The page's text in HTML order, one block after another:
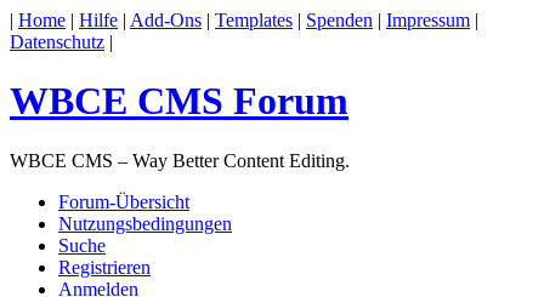
| Home | Hilfe | Add-Ons | Templates | Spenden | Impressum |
Datenschutz |
WBCE CMS Forum
WBCE CMS – Way Better Content Editing.
Forum-Übersicht
Nutzungsbedingungen
Suche
Registrieren
Anmelden